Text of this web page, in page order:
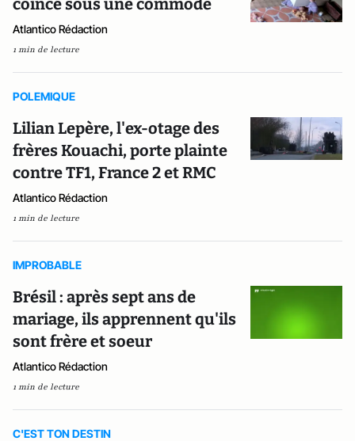
coincé sous une commode
Atlantico Rédaction
1 min de lecture
POLEMIQUE
Lilian Lepère, l'ex-otage des
frères Kouachi, porte plainte
contre TF1, France 2 et RMC
Atlantico Rédaction
1 min de lecture
IMPROBABLE
Brésil : après sept ans de
mariage, ils apprennent qu'ils
sont frère et soeur
Atlantico Rédaction
1 min de lecture
C'EST TON DESTIN